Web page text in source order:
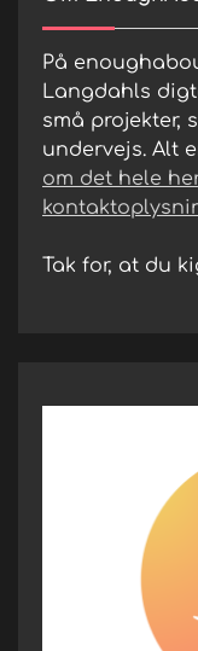
På
Langdahls
små projekter,
undervejs. Alt
om det hele her
Tak for, at du